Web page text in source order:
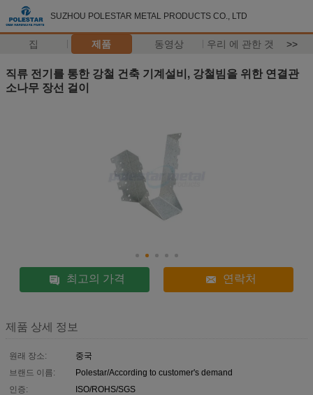
SUZHOU POLESTAR METAL PRODUCTS CO., LTD
집 제품 동영상 우리 에 관한 것 >>
직류 전기를 통한 강철 건축 기계설비, 강철빔을 위한 연결관
소나무 장선 걸이
최고의 가격 연락처
제품 상세 정보
원래 장소:
중국
브랜드 이름:
Polestar/According to customer's demand
인증:
ISO/ROHS/SGS